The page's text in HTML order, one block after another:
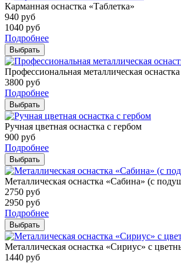
Карманная оснастка «Таблетка»
940 руб
1040 руб
Подробнее
Выбрать
Профессиональная металлическая
3800 руб
Подробнее
Выбрать
Ручная цветная оснастка с гербом
900 руб
Подробнее
Выбрать
Металлическая оснастка «Сабина» (с
2750 руб
2950 руб
Подробнее
Выбрать
Металлическая оснастка «Сириус» с
1440 руб